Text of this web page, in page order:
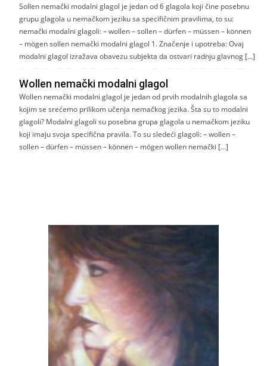
Sollen nemački modalni glagol je jedan od 6 glagola koji čine posebnu
grupu glagola u nemačkom jeziku sa specifičnim pravilima, to su:
nemački modalni glagoli: – wollen – sollen – dürfen – müssen – können
– mögen sollen nemački modalni glagol 1. Značenje i upotreba: Ovaj
modalni glagol izražava obavezu subjekta da ostvari radnju glavnog […]
Wollen nemački modalni glagol
Wollen nemački modalni glagol je jedan od prvih modalnih glagola sa
kojim se srećemo prilikom učenja nemačkog jezika. Šta su to modalni
glagoli? Modalni glagoli su posebna grupa glagola u nemačkom jeziku
koji imaju svoja specifična pravila. To su sledeći glagoli: – wollen –
sollen – dürfen – müssen – können – mögen wollen nemački […]